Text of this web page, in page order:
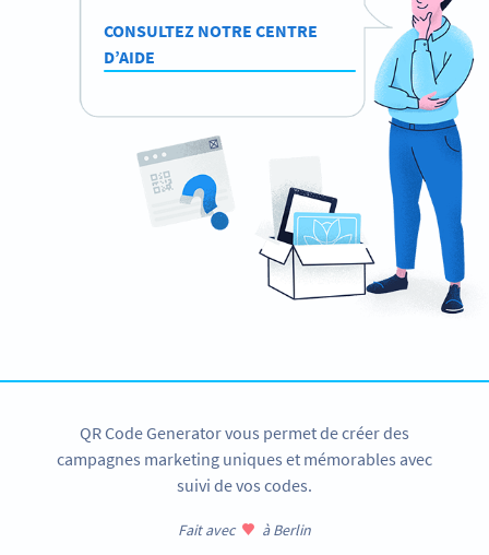
CONSULTEZ NOTRE CENTRE
D’AIDE
QR Code Generator vous permet de créer des
campagnes marketing uniques et mémorables avec
suivi de vos codes.
Fait avec à Berlin